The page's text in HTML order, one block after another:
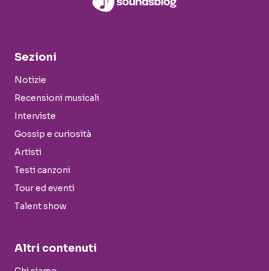
Sezioni
Notizie
Recensioni musicali
Interviste
Gossip e curiosità
Artisti
Testi canzoni
Tour ed eventi
Talent show
Altri contenuti